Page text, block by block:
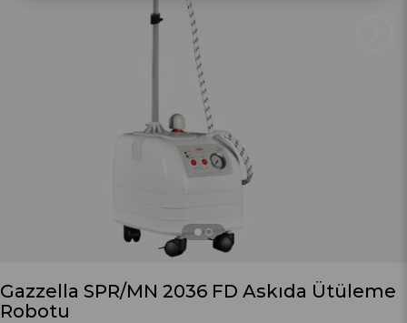
Gazzella SPR/MN 2036 FD Askıda Ütüleme
Robotu